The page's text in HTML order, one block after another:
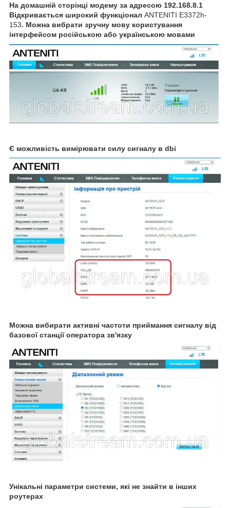
На домашній сторінці модему за адресою 192.168.8.1
Відкривається широкий функціонал ANTENITI E3372h-
153. Можна вибрати зручну мову користування
інтерфейсом російською або українською мовами
Є можливість вимірювати силу сигналу в dbi
Можна вибирати активні частоти приймання сигналу від
базової станції оператора зв'язку
Унікальні параметри системи, які не знайти в інших
роутерах